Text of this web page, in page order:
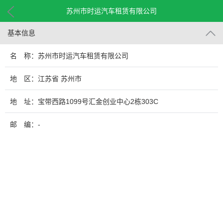
苏州市时运汽车租赁有限公司
基本信息
名 称：苏州市时运汽车租赁有限公司
地 区：江苏省 苏州市
地 址：宝带西路1099号汇金创业中心2栋303C
邮 编：-